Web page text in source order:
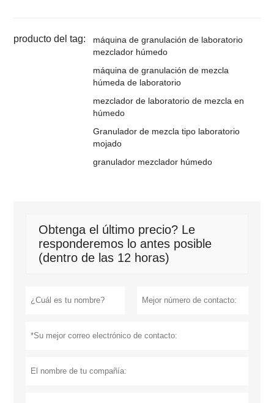
producto del tag:
máquina de granulación de laboratorio
mezclador húmedo
máquina de granulación de mezcla
húmeda de laboratorio
mezclador de laboratorio de mezcla en
húmedo
Granulador de mezcla tipo laboratorio
mojado
granulador mezclador húmedo
Obtenga el último precio? Le
responderemos lo antes posible
(dentro de las 12 horas)